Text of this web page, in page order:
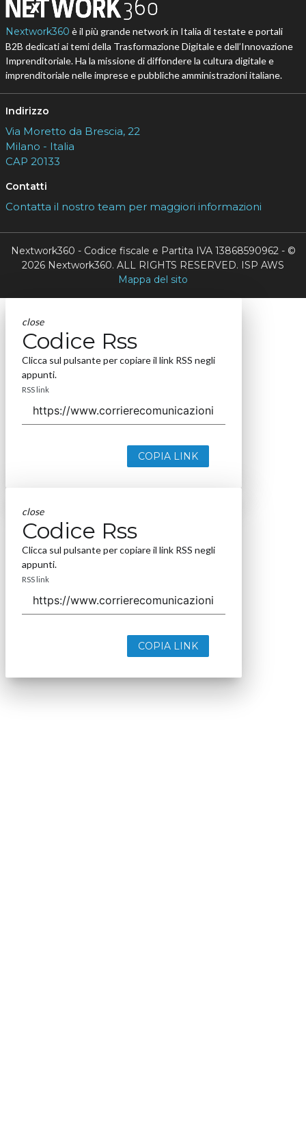
Nextwork360 è il più grande network in Italia di testate e portali
B2B dedicati ai temi della Trasformazione Digitale e dell’Innovazione
Imprenditoriale. Ha la missione di diffondere la cultura digitale e
imprenditoriale nelle imprese e pubbliche amministrazioni italiane.
Indirizzo
Via Moretto da Brescia, 22
Milano - Italia
CAP 20133
Contatti
Contatta il nostro team per maggiori informazioni
Nextwork360 - Codice fiscale e Partita IVA 13868590962 - ©
2026 Nextwork360. ALL RIGHTS RESERVED. ISP AWS
Mappa del sito
close
Codice Rss
Clicca sul pulsante per copiare il link RSS negli
appunti.
RSS link
COPIA LINK
close
Codice Rss
Clicca sul pulsante per copiare il link RSS negli
appunti.
RSS link
COPIA LINK